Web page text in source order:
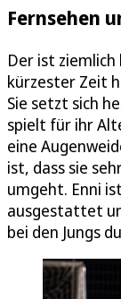
Fernsehen
Der ist
kürzester Zeit
Sie setzt sich
spielt für ihr
eine
ist, dass sie
umgeht. Enni
ausgestattet
bei den Jungs